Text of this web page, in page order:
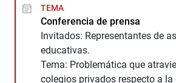
TEMA
Conferencia de prensa
Invitados: Representantes de
educativas.
Tema: Problemática que
colegios privados respecto a la